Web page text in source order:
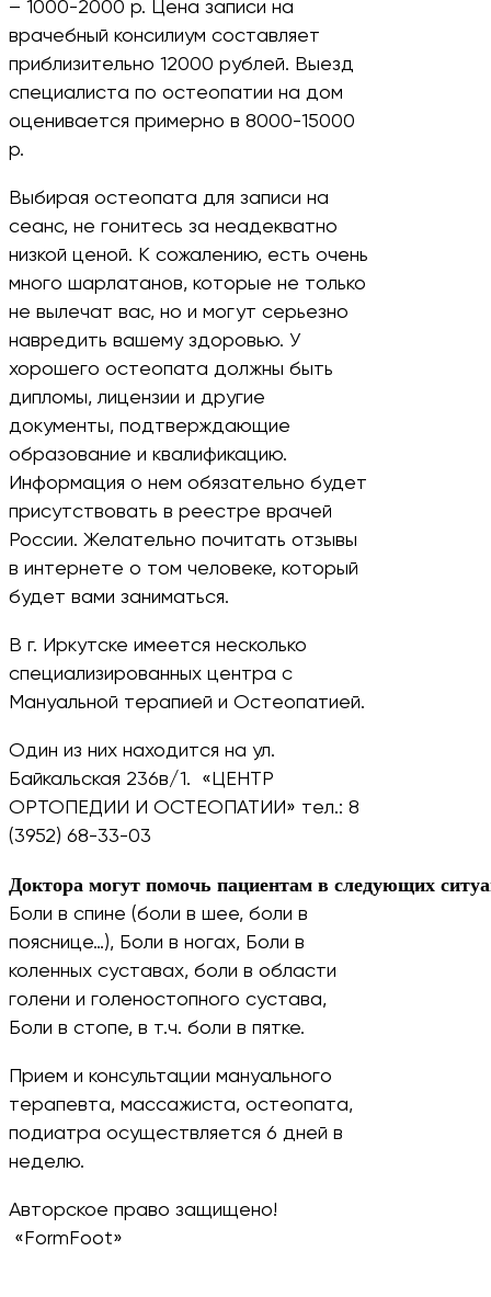
– 1000-2000 р. Цена записи на
врачебный консилиум составляет
приблизительно 12000 рублей. Выезд
специалиста по остеопатии на дом
оценивается примерно в 8000-15000
р.
Выбирая остеопата для записи на
сеанс, не гонитесь за неадекватно
низкой ценой. К сожалению, есть очень
много шарлатанов, которые не только
не вылечат вас, но и могут серьезно
навредить вашему здоровью. У
хорошего остеопата должны быть
дипломы, лицензии и другие
документы, подтверждающие
образование и квалификацию.
Информация о нем обязательно будет
присутствовать в реестре врачей
России. Желательно почитать отзывы
в интернете о том человеке, который
будет вами заниматься.
В г. Иркутске имеется несколько
специализированных центра с
Мануальной терапией и Остеопатией.
Один из них находится на ул.
Байкальская 236в/1. «ЦЕНТР
ОРТОПЕДИИ И ОСТЕОПАТИИ» тел.: 8
(3952) 68-33-03
Доктора могут помочь пациентам в следующих
Боли в спине (боли в шее, боли в
пояснице…), Боли в ногах, Боли в
коленных суставах, боли в области
голени и голеностопного сустава,
Боли в стопе, в т.ч. боли в пятке.
Прием и консультации мануального
терапевта, массажиста, остеопата,
подиатра осуществляется 6 дней в
неделю.
Авторское право защищено!
«FormFoot»